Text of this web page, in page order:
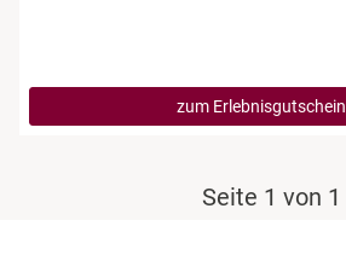
zum Erlebnisgutschein
Seite 1 von 1